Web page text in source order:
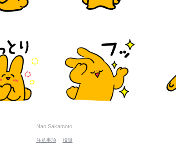
Nao Sakamoto
注意事項 檢舉